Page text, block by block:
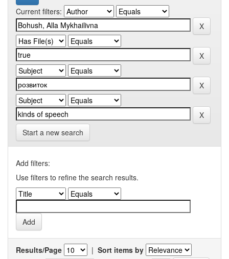
Current filters:
Start a new search
Add filters:
Use filters to refine the search results.
Results/Page | Sort items by